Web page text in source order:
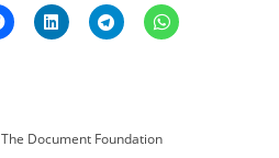
The Document Foundation